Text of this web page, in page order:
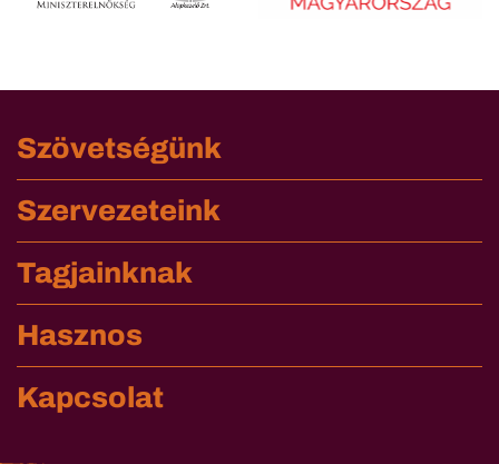
Szövetségünk
Szervezeteink
Tagjainknak
Hasznos
Kapcsolat